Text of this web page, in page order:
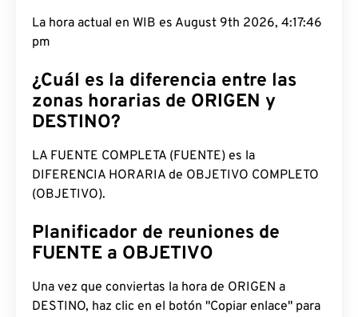
La hora actual en WIB es August 9th 2026, 4:17:47
pm
¿Cuál es la diferencia entre las
zonas horarias de ORIGEN y
DESTINO?
LA FUENTE COMPLETA (FUENTE) es la
DIFERENCIA HORARIA de OBJETIVO COMPLETO
(OBJETIVO).
Planificador de reuniones de
FUENTE a OBJETIVO
Una vez que conviertas la hora de ORIGEN a
DESTINO, haz clic en el botón "Copiar enlace" para